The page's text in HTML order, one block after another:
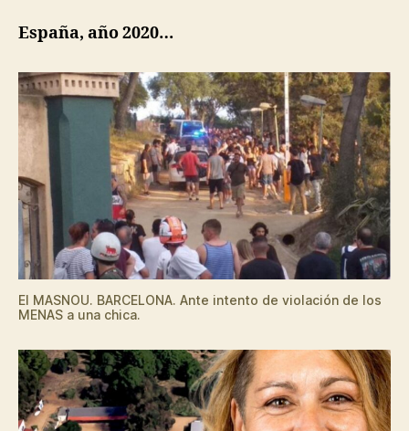
España, año 2020…
El MASNOU. BARCELONA. Ante intento de violación de los
MENAS a una chica.